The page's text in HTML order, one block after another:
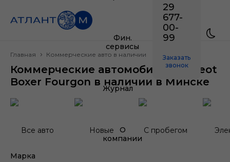
Фин.
сервисы
Журнал
О
компании
29
677-
00-
99
Заказать
звонок
Главная Коммерческие авто в наличии
Коммерческие автомобили Peugeot
Boxer Fourgon в наличии в Минске
Все авто Новые С пробегом
Марка